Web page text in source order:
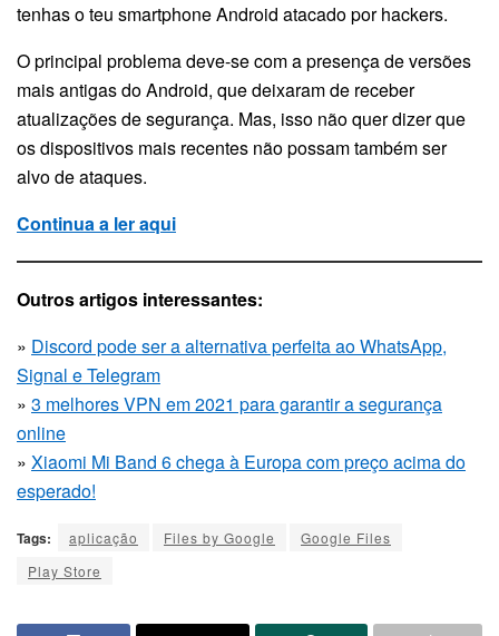
tenhas o teu smartphone Android atacado por hackers.
O principal problema deve-se com a presença de versões
mais antigas do Android, que deixaram de receber
atualizações de segurança. Mas, isso não quer dizer que
os dispositivos mais recentes não possam também ser
alvo de ataques.
Continua a ler aqui
Outros artigos interessantes:
» Discord pode ser a alternativa perfeita ao WhatsApp,
Signal e Telegram
» 3 melhores VPN em 2021 para garantir a segurança
online
» Xiaomi Mi Band 6 chega à Europa com preço acima do
esperado!
Tags: aplicação Files by Google
Google Files
Play Store